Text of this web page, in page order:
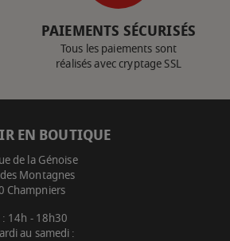
PAIEMENTS SÉCURISÉS
Tous les paiements sont
réalisés avec cryptage SSL
EN BOUTIQUE
de la Génoise
Montagnes
Champniers
14h - 18h30
au samedi :